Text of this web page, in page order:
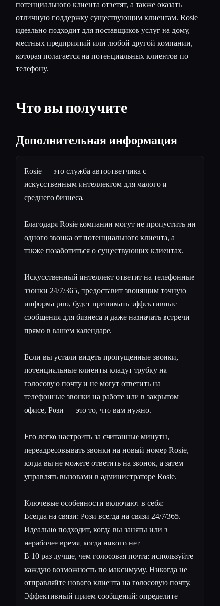
потенциального клиента ответят, а также оказать
отличную поддержку существующим клиентам. Rosie
идеально подходит для поставщиков услуг на дому,
местных предприятий или любой другой компании,
которая полагается на потенциальных клиентов по
телефону.
Что вы получите
Дополнительная информация
Rosie — это служба автоответчика с
искусственным интеллектом для малого и
среднего бизнеса.
Благодаря Rosie компании могут не пропустить ни
одного звонка от потенциального клиента, а
также позаботиться о существующих клиентах.
Искусственный интеллект ответит на телефонные
звонки 24/7/365, предоставит звонящим точную
информацию, будет принимать эффективные
сообщения для бизнеса и даже назначать встречи
прямо в вашем календаре.
Если вы устали видеть пропущенные звонки,
потенциальные клиенты кладут трубку на
голосовую почту и не могут ответить на
телефонные звонки на работе или в закрытом
офисе, Рози — это то, что вам нужно.
Его легко настроить за считанные минуты,
переадресовывать звонки на новый номер Rosie,
когда вы не можете ответить на звонок, а затем
управлять вызовами в администраторе Rosie.
Ключевые особенности включают в себя:
Всегда на связи: Рози всегда на связи 24/7/365.
Идеально подходит, когда вы заняты или в
нерабочее время, когда никого нет.
В 10 раз лучше, чем голосовая почта: используйте
каждую возможность по максимуму. Никогда не
отправляйте нового клиента на голосовую почту.
Эффективный прием сообщений: определите